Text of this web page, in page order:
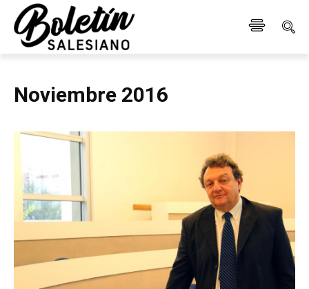
Noviembre 2016